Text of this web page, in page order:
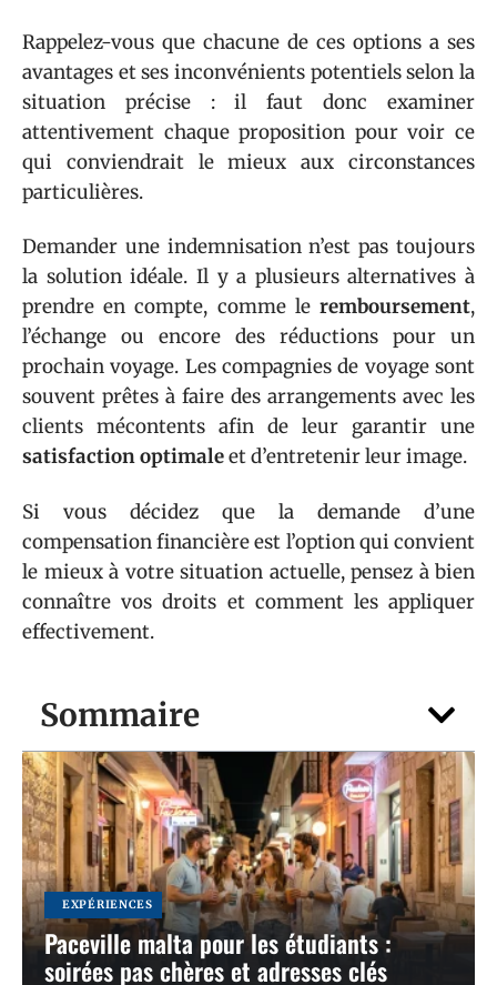
Sommaire
EXPÉRIENCES
Paceville malta pour les étudiants :
soirées pas chères et adresses clés
Rappelez-vous que chacune de ces options a ses
avantages et ses inconvénients potentiels selon la
situation précise : il faut donc examiner
attentivement chaque proposition pour voir ce
qui conviendrait le mieux aux circonstances
particulières.
Demander une indemnisation n’est pas toujours
la solution idéale. Il y a plusieurs alternatives à
prendre en compte, comme le remboursement,
l’échange ou encore des réductions pour un
prochain voyage. Les compagnies de voyage sont
souvent prêtes à faire des arrangements avec les
clients mécontents afin de leur garantir une
satisfaction optimaleet d’entretenir leur image.
Si vous décidez que la demande d’une
compensation financière est l’option qui convient
le mieux à votre situation actuelle, pensez à bien
connaître vos droits et comment les appliquer
effectivement.